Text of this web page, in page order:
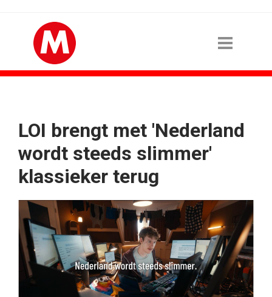
LOI brengt met 'Nederland
wordt steeds slimmer'
klassieker terug